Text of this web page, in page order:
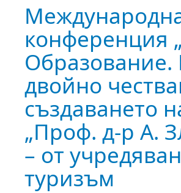
конференция
Образование.
двойно
създаването
„Проф. д-р А.
– от
туризъм